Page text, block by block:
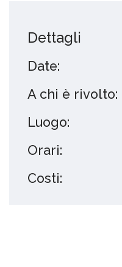
Dettagli
Date:
A chi è rivolto:
Luogo:
Orari:
Costi: